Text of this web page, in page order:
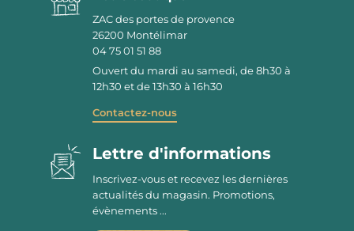
ZAC des portes de provence
26200 Montélimar
04 75 01 51 88
Ouvert du mardi au samedi, de 8h30 à
12h30 et de 13h30 à 16h30
Contactez-nous
Lettre d'informations
Inscrivez-vous et recevez les dernières
actualités du magasin. Promotions,
évènements ...